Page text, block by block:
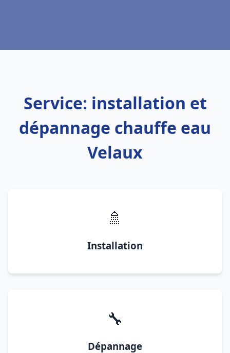
Service: installation et
dépannage chauffe eau
Velaux
🚿
Installation
🔧
Dépannage